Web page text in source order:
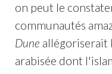
on peut le
communautés
Dune
arabisée dont